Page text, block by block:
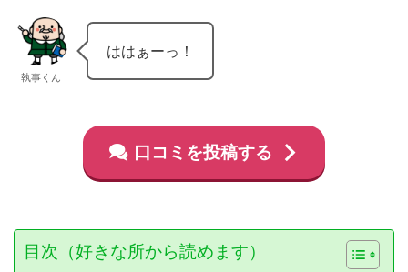
執事くん
ははぁーっ！
口コミを投稿する
目次（好きな所から読めます）